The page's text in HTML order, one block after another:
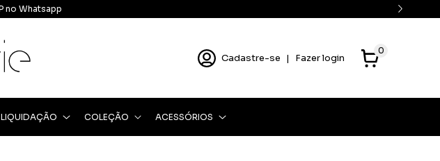
no Whatsapp
Cadastre-se | Fazer login
0
LIQUIDAÇÃO COLEÇÃO ACESSÓRIOS